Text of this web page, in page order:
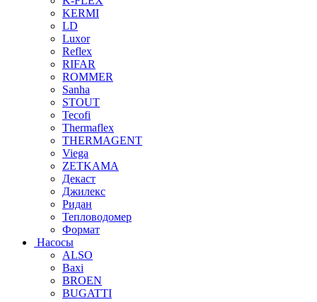
KERMI
LD
Luxor
Reflex
RIFAR
ROMMER
Sanha
STOUT
Tecofi
Thermaflex
THERMAGENT
Viega
ZETKAMA
Декаст
Джилекс
Ридан
Тепловодомер
Формат
Насосы
ALSO
Baxi
BROEN
BUGATTI